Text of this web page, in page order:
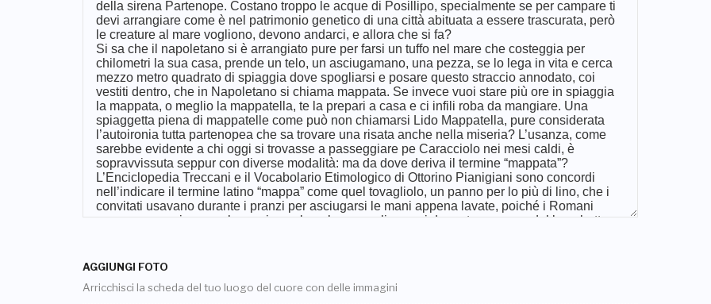
AGGIUNGI FOTO
Arricchisci la scheda del tuo luogo del cuore con delle immagini